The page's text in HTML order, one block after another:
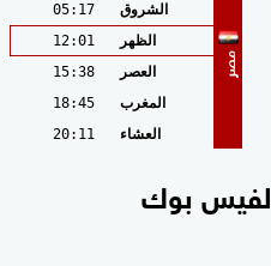
مصر
الشروق
05:17
الظهر
12:01
العصر
15:38
المغرب
18:45
العشاء
20:11
بوك